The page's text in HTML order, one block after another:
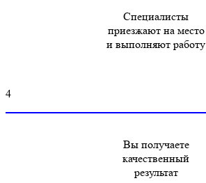
Специалисты
приезжают на место
и выполняют работу
4
Вы получаете
качественный
результат